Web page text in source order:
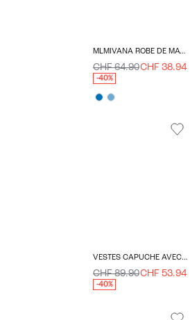
MLMIVANA ROBE DE MATERNITÉ
CHF 64.90CHF 38.94
-40%
VESTES CAPUCHE AVEC BORD EN FAUSSE FOURRURE DÉTACHABLE
CHF 89.90CHF 53.94
-40%